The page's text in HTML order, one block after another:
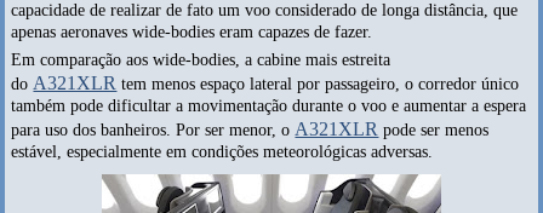
capacidade de realizar de fato um voo considerado de longa distância, que
apenas aeronaves wide-bodies eram capazes de fazer.
Em comparação aos wide-bodies, a cabine mais estreita
doA321XLR tem menos espaço lateral por passageiro, o corredor único
também pode dificultar a movimentação durante o voo e aumentar a espera
para uso dos banheiros. Por ser menor, oA321XLR pode ser menos
estável, especialmente em condições meteorológicas adversas.